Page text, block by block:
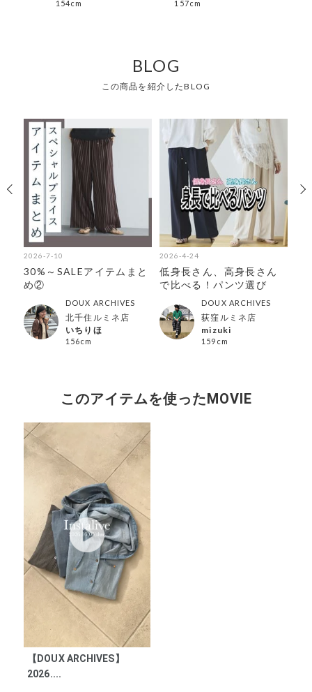
154cm
157cm
BLOG
この商品を紹介したBLOG
2026-7-10
30%～SALEアイテムまと
め②
DOUX ARCHIVES
北千住ルミネ店
いちりほ
156cm
2026-4-24
低身長さん、高身長さん
で比べる！パンツ選び
DOUX ARCHIVES
荻窪ルミネ店
mizuki
159cm
このアイテムを使ったMOVIE
【DOUX ARCHIVES】
2026....